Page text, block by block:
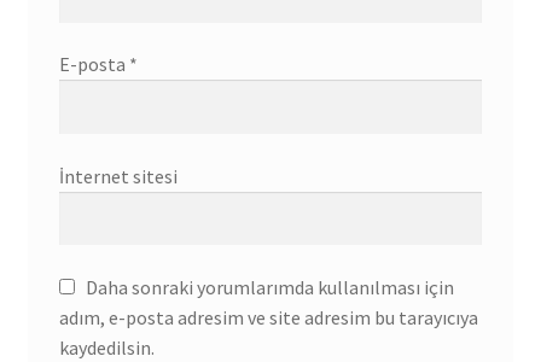
E-posta *
İnternet sitesi
Daha sonraki yorumlarımda kullanılması için
adım, e-posta adresim ve site adresim bu tarayıcıya
kaydedilsin.